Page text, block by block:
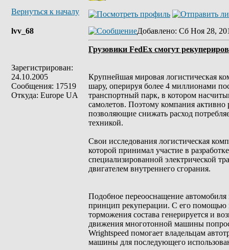
Вернуться к началу
lvv_68
Зарегистрирован:
24.10.2005
Сообщения: 17519
Откуда: Europe UA
Добавлено: Сб Ноя 28,
Грузовики FedEx смогут
Крупнейшая мировая логистическая
шару, оперируя более 4 миллионами
транспортный парк, в котором
самолетов. Поэтому компания активно
позволяющие снижать расход
техникой.
Свои исследования логистическая
которой принимал участие в
специализированной электрической
двигателем внутреннего сгорания.
Подобное переооснащение автомобиля
принцип рекуперации. С его помощью
торможения состава генерируется и
движения многотонной машины
Wrightspeed помогает владельцам
машины для последующего